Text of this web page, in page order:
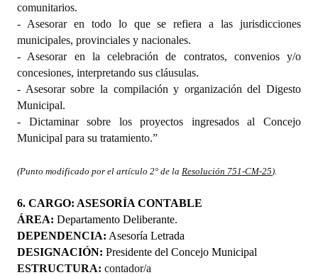
comunitarios.
- Asesorar en todo lo que se refiera a las jurisdicciones
municipales, provinciales y nacionales.
- Asesorar en la celebración de contratos, convenios y/o
concesiones, interpretando sus cláusulas.
- Asesorar sobre la compilación y organización del Digesto
Municipal.
- Dictaminar sobre los proyectos ingresados al Concejo
Municipal para su tratamiento.”
(Punto modificado por el artículo 2° de la Resolución 751-CM-25).
6. CARGO: ASESORÍA CONTABLE
ÁREA: Departamento Deliberante.
DEPENDENCIA: Asesoría Letrada
DESIGNACIÓN: Presidente del Concejo Municipal
ESTRUCTURA: contador/a